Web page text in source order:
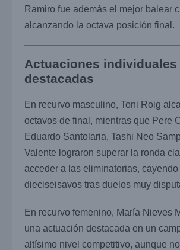
Ramiro fue además el mejor balear
alcanzando la octava posición final.
Actuaciones individuales
destacadas
En recurvo masculino, Toni Roig
octavos de final, mientras que Pere
Eduardo Santolaria, Tashi Neo
Valente lograron superar la ronda
acceder a las eliminatorias, cayendo
dieciseisavos tras duelos muy
En recurvo femenino, María Nieves
una actuación destacada en un
altísimo nivel competitivo, aunque